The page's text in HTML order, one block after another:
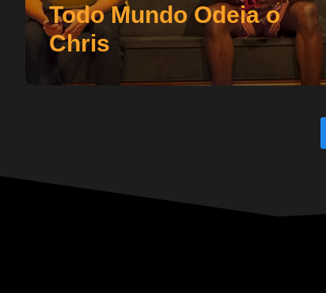
Todo Mundo Odeia o
Chris